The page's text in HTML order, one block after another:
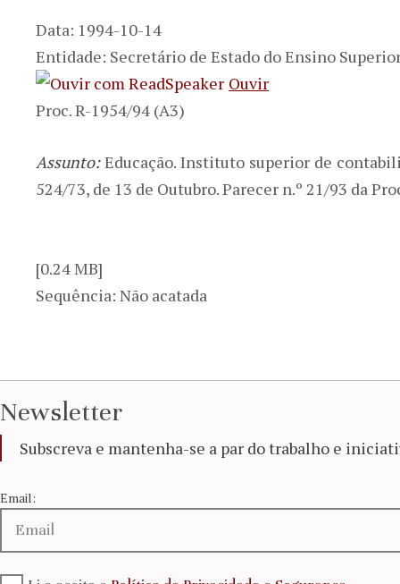
Data: 1994-10-14
Entidade: Secretário de Estado do Ensino
Ouvir
Proc. R-1954/94 (A3)
Assunto:Educação. Instituto superior de
524/73, de 13 de Outubro. Parecer n.º 21/93 da
[0.24 MB]
Sequência: Não acatada
Newsletter
Subscreva e mantenha-se a par do trabalho e
Email: